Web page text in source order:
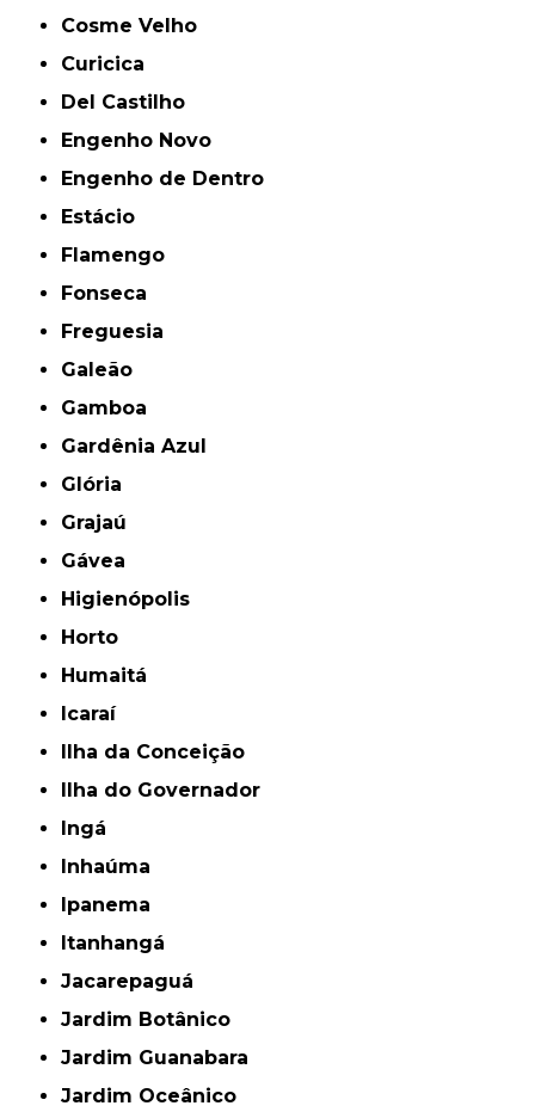
Cosme Velho
Curicica
Del Castilho
Engenho Novo
Engenho de Dentro
Estácio
Flamengo
Fonseca
Freguesia
Galeão
Gamboa
Gardênia Azul
Glória
Grajaú
Gávea
Higienópolis
Horto
Humaitá
Icaraí
Ilha da Conceição
Ilha do Governador
Ingá
Inhaúma
Ipanema
Itanhangá
Jacarepaguá
Jardim Botânico
Jardim Guanabara
Jardim Oceânico